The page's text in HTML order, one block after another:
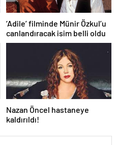
‘Adile’ filminde Münir Özkul’u
canlandıracak isim belli oldu
Nazan Öncel hastaneye
kaldırıldı!